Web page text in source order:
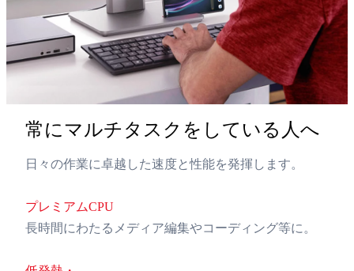
常にマルチタスクをしている人へ
日々の作業に卓越した速度と性能を発揮します。
プレミアムCPU
長時間にわたるメディア編集やコーディング等に。